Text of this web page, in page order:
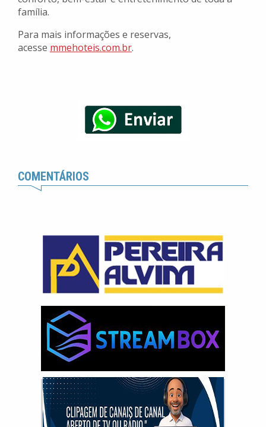
família.
Para mais informações e reservas,
acesse mmehoteis.com.br.
COMENTÁRIOS